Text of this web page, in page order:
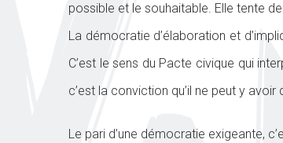
possible et le souhaitable. Elle tente
La démocratie d’élaboration et
C’est le sens du Pacte civique qui
c’est la conviction qu’il ne peut y
Le pari d’une démocratie exigeante,